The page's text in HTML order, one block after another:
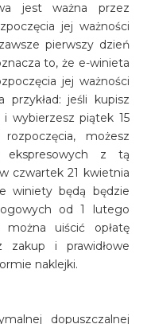
jest ważna przez
jej ważności
pierwszy dzień
to, że e-winieta
jej ważności
przykład: jeśli kupisz
wybierzesz piątek 15
możesz
z tą
czwartek 21 kwietnia
winiety będą będzie
od 1 lutego
uiścić opłatę
i prawidłowe
naklejki.
dopuszczalnej